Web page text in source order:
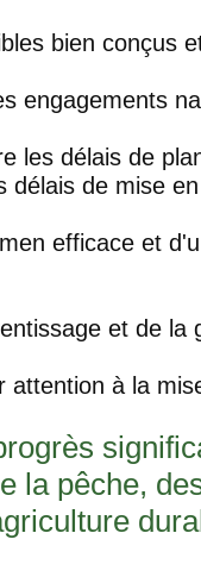
bien conçus
engagements
les délais de
délais de mise
efficace et
et de la
attention à la
la pêche,